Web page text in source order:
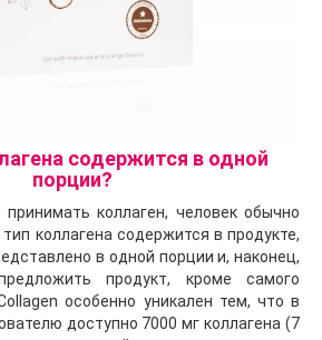
содержится в одной
порции?
коллаген, человек обычно
коллагена содержится в продукте,
в одной порции и, наконец,
продукт, кроме самого
особенно уникален тем, что в
доступно 7000 мг коллагена (7